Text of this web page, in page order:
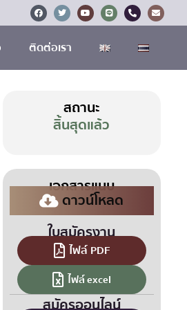
ติดต่อเรา
สถานะ
สิ้นสุดแล้ว
เอกสารแนบ
ดาวน์โหลด
ใบสมัครงาน
ไฟล์ PDF
ไฟล์ excel
สมัครออนไลน์